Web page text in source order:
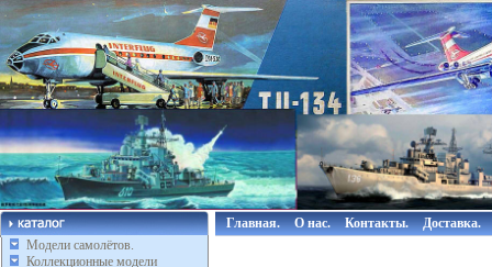
Модели самолётов.
Коллекционные модели
Главная. О нас. Контакты. Доставка.